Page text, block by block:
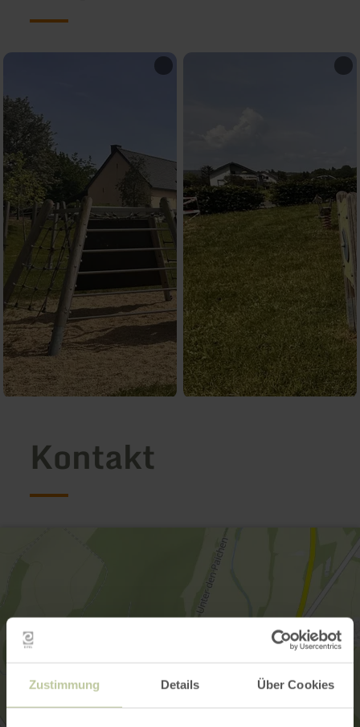
Zustimmung Details Über Cookies
Kontakt